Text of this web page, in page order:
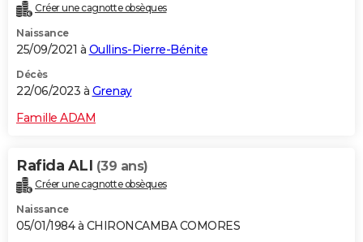
Créer une cagnotte obsèques
Naissance
25/09/2021 à Oullins-Pierre-Bénite
Décès
22/06/2023 à Grenay
Famille ADAM
Rafida ALI (39 ans)
Créer une cagnotte obsèques
Naissance
05/01/1984 à CHIRONCAMBA COMORES